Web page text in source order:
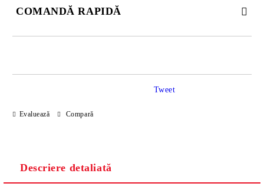
COMANDĂ RAPIDĂ
Evaluează Compară
Tweet
Descriere detaliată